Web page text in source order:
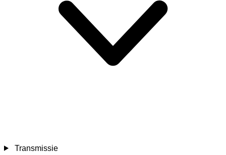
Transmissie